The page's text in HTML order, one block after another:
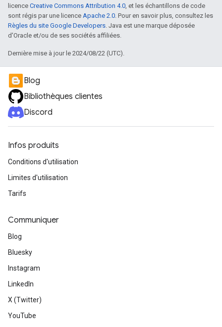
licence Creative Commons Attribution 4.0, et les échantillons de code
sont régis par une licence Apache 2.0. Pour en savoir plus, consultez les
Règles du site Google Developers. Java est une marque déposée
d'Oracle et/ou de ses sociétés affiliées.
Dernière mise à jour le 2024/08/22 (UTC).
Blog
Bibliothèques clientes
Discord
Infos produits
Conditions d'utilisation
Limites d'utilisation
Tarifs
Communiquer
Blog
Bluesky
Instagram
LinkedIn
X (Twitter)
YouTube